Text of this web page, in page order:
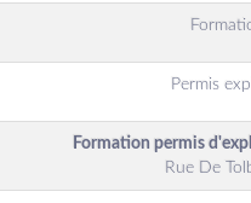
Permis
Formation permis
Rue De